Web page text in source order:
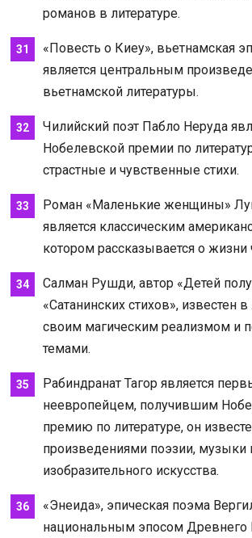
романов в литературе.
«Повесть о Киеу», вьетнамская
является центральным
вьетнамской литературы.
Чилийский поэт Пабло Неруда
Нобелевской премии по
страстные и чувственные стихи.
Роман «Маленькие женщины»
является классическим
котором рассказывается о жизни
Салман Рушди, автор «Детей
«Сатанинских стихов», известен в
своим магическим реализмом и
темами.
Рабиндранат Тагор является
неевропейцем, получившим
премию по литературе, он
произведениями поэзии, музыки
изобразительного искусства.
«Энеида», эпическая поэма
национальным эпосом Древнего